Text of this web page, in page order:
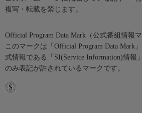
複写・転載を禁じます。
Official Program Data Mark（公式番組情報マ
このマークは「Official Program Data Mark
式情報である「SI(Service Information)情報
のみ表記が許されているマークです。